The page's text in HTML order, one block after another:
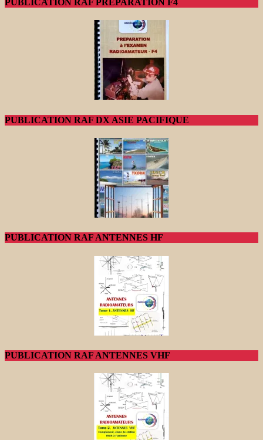
PUBLICATION RAF PREPARATION F4
PUBLICATION RAF DX ASIE PACIFIQUE
PUBLICATION RAF ANTENNES HF
PUBLICATION RAF ANTENNES VHF